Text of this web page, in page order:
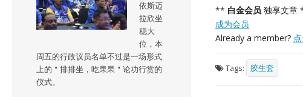
** 白金会员 独享文章
成为会员
Already a member?
Tags: 胶生套
依斯迈
拉欣坐
稳大
位，本
周五的行政议员名单不过是一场形式
上的＂排排坐，吃果果＂论功行赏的
仪式。